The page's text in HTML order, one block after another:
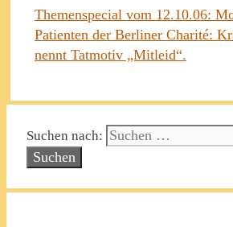
Themenspecial vom 12.10.06:
Patienten der Berliner Charité:
nennt Tatmotiv „Mitleid“.
Suchen nach: